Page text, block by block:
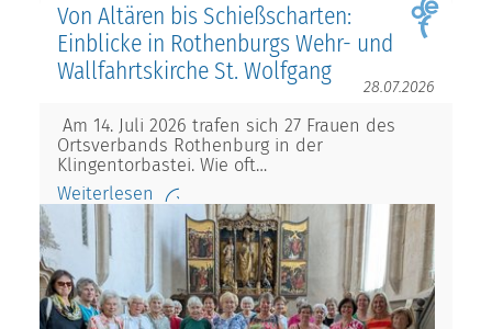
Von Altären bis Schießscharten:
Einblicke in Rothenburgs Wehr- und
Wallfahrtskirche St. Wolfgang
28.07.2026
Am 14. Juli 2026 trafen sich 27 Frauen des
Ortsverbands Rothenburg in der
Klingentorbastei. Wie oft…
Weiterlesen